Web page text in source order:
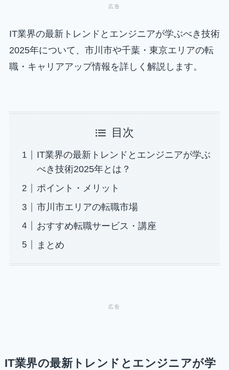
IT業界の最新トレンドとエンジニアが学ぶべき技術
2025年について、市川市や千葉・東京エリアの転
職・キャリアアップ情報を詳しく解説します。
目次
IT業界の最新トレンドとエンジニアが学ぶ
べき技術2025年とは？
ポイント・メリット
市川市エリアの転職市場
おすすめ転職サービス・講座
まとめ
IT業界の最新トレンドとエンジニアが学